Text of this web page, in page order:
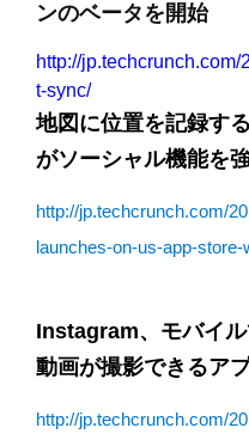
ンのベータを開始
http://
t-sync/
地図に位置を記録す
がソーシャル機能を
http://jp.techcrunch.com/
launches-on-us-app-
Instagram、モバイ
動画が撮影できるア
http://jp.techcrunch.com/